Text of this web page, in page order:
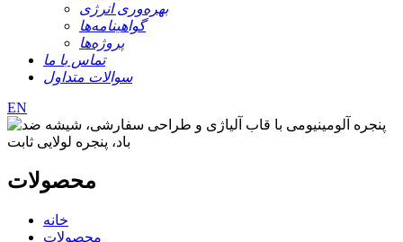
بهره‌وری انرژی
گواهینامه‌ها
پروژه‌ها
تماس با ما
سوالات متداول
EN
محصولات
خانه
محصولات